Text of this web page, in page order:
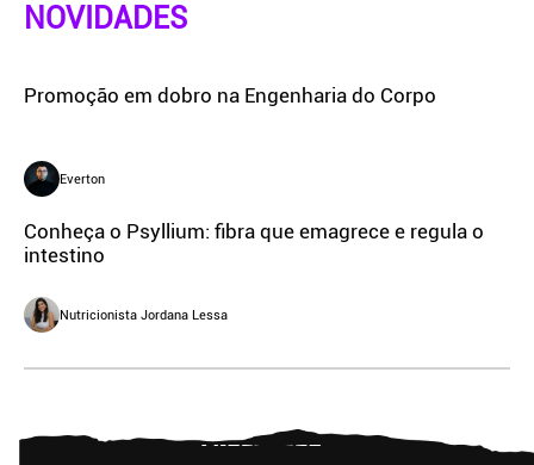
NOVIDADES
Promoção em dobro na Engenharia do Corpo
Everton
Conheça o Psyllium: fibra que emagrece e regula o
intestino
Nutricionista Jordana Lessa